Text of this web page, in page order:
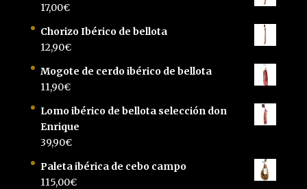
17,00€
Chorizo Ibérico de bellota
12,90€
Mogote de cerdo ibérico de bellota
11,90€
Lomo ibérico de bellota selección don
Enrique
39,90€
Paleta ibérica de cebo campo
115,00€